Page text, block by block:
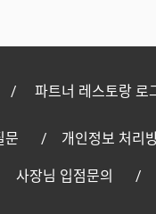
파트너 레스토랑 로
문 개인정보 처리
사장님 입점문의